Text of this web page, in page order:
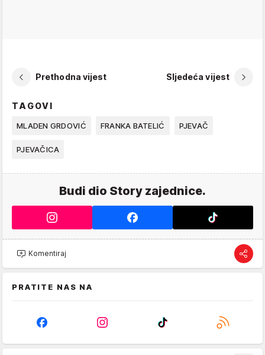
Prethodna vijest Sljedeća vijest
TAGOVI
MLADEN GRDOVIĆ FRANKA BATELIĆ PJEVAČ
PJEVAČICA
Budi dio Story zajednice.
Komentiraj
PRATITE NAS NA